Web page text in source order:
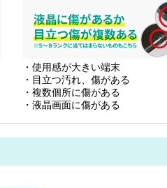
・使用感が大きい端末
・目立つ汚れ、傷がある
・複数個所に傷がある
・液晶画面に傷がある